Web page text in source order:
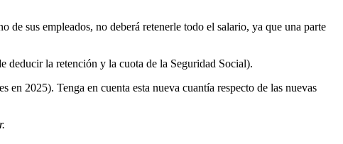
sus empleados, no deberá retenerle todo el salario, ya que una parte
deducir la retención y la cuota de la Seguridad Social).
2025). Tenga en cuenta esta nueva cuantía respecto de las nuevas